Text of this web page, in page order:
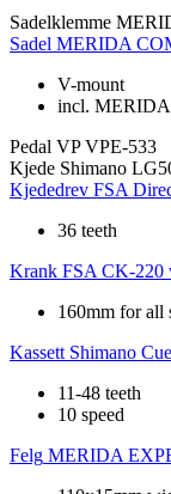
Sadelklemme
Sadel MERIDA
V-mount
incl.
Pedal VP VPE-533
Kjede Shimano
Kjededrev FSA
36 teeth
Krank FSA CK-220
160mm for all
Kassett Shimano
11-48 teeth
10 speed
Felg MERIDA